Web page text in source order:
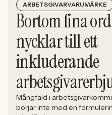
ARBETSGIVARVARUMÄRKE
Bortom fina
nycklar till ett
inkluderande
Mångfald i
börjar inte med en